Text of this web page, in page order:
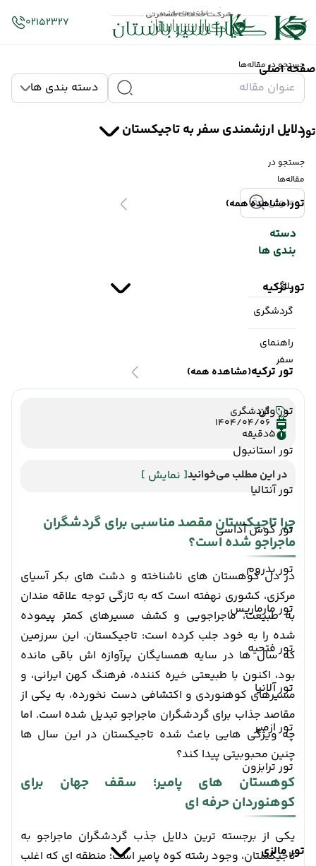
صفحه اصلی
تور
تور(مشاهده همه)
تور ترکیه
تور ترکیه(مشاهده همه)
تور وان
تور استانبول
تور آنتالیا
تور کوش آداسی
تور بدروم
تور مارماریس
تور فتحیه
تور آلانیا
تور ازمیر
تور ترابزون
تور مالزی
02152327
جستجو در مقاله‌ها
دسته بندی ها
دلایل ارزشمندی سفر به تاجیکستان
جستجو در
مقاله‌ها
دسته
بندی ها
بلاگ
گردشگری
راهنمای
سفر
گردشگری
1404/04/06
5دقیقه
در این مطلب می‌خوانید[ نمایش ]
چرا تاجیکستان مقصد مناسبی برای گردشگران
ماجراجو شده است؟
در دل کوهستان های ناشناخته و دشت های بکر آسیای
مرکزی، کشوری نهفته است که به تازگی توجه علاقه مندان
به طبیعت، ماجراجویی و کشف مسیرهای کمتر پیموده
شده را به خود جلب کرده است: تاجیکستان. این سرزمین
که سال ها در سایه همسایگان پرآوازه اش باقی مانده
بود، اکنون با طبیعتی خیره کننده، فرهنگ کهن ایرانی، و
مسیرهای کوهنوردی و اکتشافی دست نخورده، به یکی از
مقاصد جذاب برای گردشگران ماجراجو تبدیل شده است. اما
چه ویژگی هایی باعث شده تاجیکستان در این سال ها
چنین محبوبیتی پیدا کند؟
کوهستان های پامیر؛ سقف جهان برای
کوهنوردان حرفه ای
یکی از برجسته ترین دلایل جذب گردشگران ماجراجو به
تاجیکستان، وجود رشته کوه پامیر است؛ منطقه ای که اغلب